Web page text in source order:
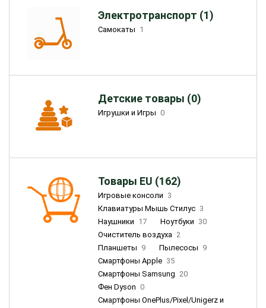
Электротранспорт (1)
Самокаты 1
Детские товары (0)
Игрушки и Игры 0
Товары EU (162)
Игровые консоли 3
Клавиатуры Мышь Стилус 3
Наушники 17 Ноутбуки 30
Очиститель воздуха 2
Планшеты 9 Пылесосы 9
Смартфоны Apple 35
Смартфоны Samsung 20
Фен Dyson 0
Смартфоны OnePlus/Pixel/Unigerz и